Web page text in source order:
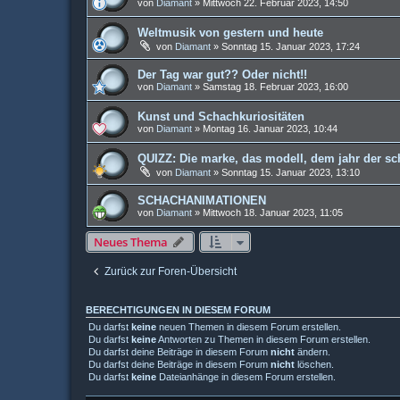
von Diamant » Mittwoch 22. Februar 2023, 14:50
Weltmusik von gestern und heute
von Diamant » Sonntag 15. Januar 2023, 17:24
Der Tag war gut?? Oder nicht!!
von Diamant » Samstag 18. Februar 2023, 16:00
Kunst und Schachkuriositäten
von Diamant » Montag 16. Januar 2023, 10:44
QUIZZ: Die marke, das modell, dem jahr der
von Diamant » Sonntag 15. Januar 2023, 13:10
SCHACHANIMATIONEN
von Diamant » Mittwoch 18. Januar 2023, 11:05
Neues Thema
Zurück zur Foren-Übersicht
BERECHTIGUNGEN IN DIESEM FORUM
Du darfst keine neuen Themen in diesem Forum erstellen.
Du darfst keineAntworten zu Themen in diesem Forum erstellen.
Du darfst deine Beiträge in diesem Forum nicht ändern.
Du darfst deine Beiträge in diesem Forum nicht löschen.
Du darfst keine Dateianhänge in diesem Forum erstellen.